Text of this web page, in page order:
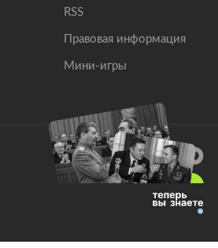
RSS
Правовая информация
Мини-игры
Все права защищены.